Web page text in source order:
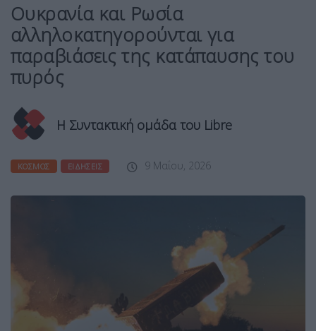
Ουκρανία και Ρωσία
αλληλοκατηγορούνται για
παραβιάσεις της κατάπαυσης του
πυρός
Η Συντακτική ομάδα του Libre
ΚΌΣΜΟΣ ΕΙΔΉΣΕΙΣ 9 Μαΐου, 2026